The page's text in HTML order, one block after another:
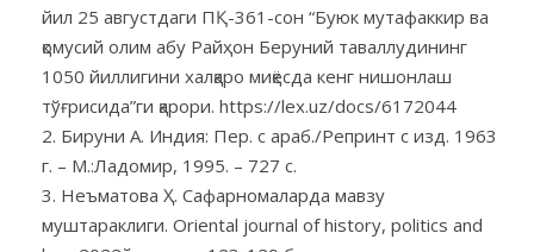
йил 25 августдаги ПҚ-361-сон “Буюк мутафаккир ва
қомусий олим абу Райҳон Беруний таваллудининг
1050 йиллигини халқаро миқёсда кенг нишонлаш
тўғрисида”ги қарори. https://lex.uz/docs/6172044
Бируни А. Индия: Пер. с араб./Репринт с изд. 1963
г. – М.:Ладомир, 1995. – 727 с.
Неъматова Ҳ. Сафарномаларда мавзу
муштараклиги. Oriental journal of history, politics and